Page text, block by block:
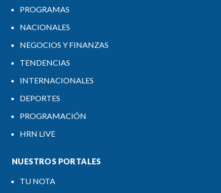
PROGRAMAS
NACIONALES
NEGOCIOS Y FINANZAS
TENDENCIAS
INTERNACIONALES
DEPORTES
PROGRAMACIÓN
HRN LIVE
NUESTROS PORTALES
TU NOTA